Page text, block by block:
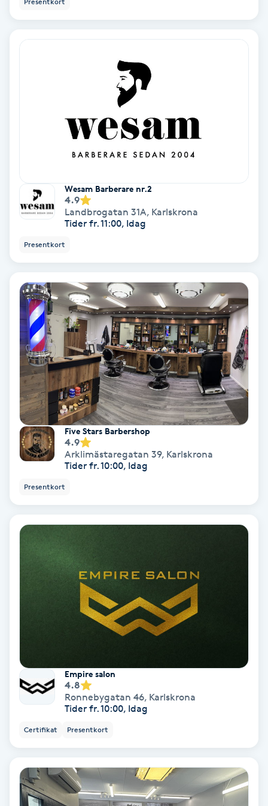
Bambumassage
Barnklippning
Blowout
Bottenfärg
Brynformning
Brynfärgning
Brynplockning
Bröllopsuppsättning
Color correction
Dermapen
Diamantslipning
Extensions
Wesam Barberare nr.2
4.9
Landbrogatan 31A, Karlskrona
Tider fr. 11:00, Idag
Presentkort
Five Stars Barbershop
4.9
Arklimästaregatan 39, Karlskrona
Tider fr. 10:00, Idag
Presentkort
Empire salon
4.8
Ronnebygatan 46, Karlskrona
Tider fr. 10:00, Idag
Certifikat Presentkort